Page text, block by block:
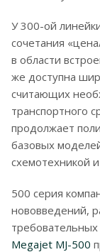
У 300-ой
сочетания
в области
же доступна
считающих
транспортного
продолжает
базовых
схемотехникой
500 серия
нововведений,
Megajet MJ-500